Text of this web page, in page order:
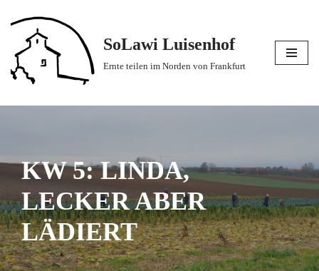
Zum
Inhalt
springen
SoLawi Luisenhof
Ernte teilen im Norden von Frankfurt
KW 5: LINDA,
LECKER ABER
LÄDIERT